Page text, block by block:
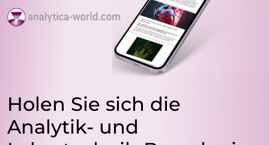
Holen Sie sich die
Analytik- und